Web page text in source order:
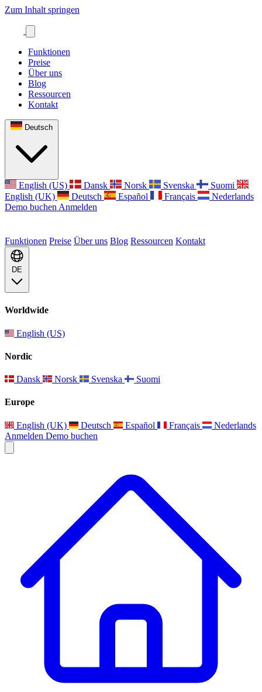
Zum Inhalt springen
Funktionen
Preise
Über uns
Blog
Ressourcen
Kontakt
Deutsch
English (US) Dansk Norsk Svenska
Suomi
English (UK)
Deutsch Español Français
Nederlands
Demo buchen Anmelden
Funktionen Preise Über uns Blog Ressourcen Kontakt
DE
Worldwide
English (US)
Nordic
Dansk Norsk Svenska Suomi
Europe
English (UK) Deutsch Español Français
Nederlands
Anmelden Demo buchen